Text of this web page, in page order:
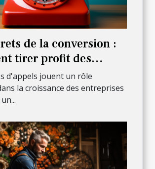
de la conversion :
tirer profit des
pour stimuler
?
d'appels jouent un rôle
la croissance des entreprises